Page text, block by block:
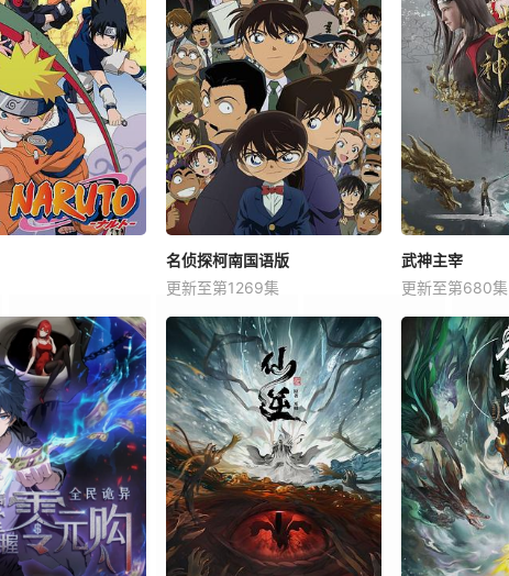
名侦探柯南国语版
更新至第1269集
武神主宰
更新至第680集